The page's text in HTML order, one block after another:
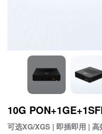
10G
可选XG/XGS | 即插即用 | 高